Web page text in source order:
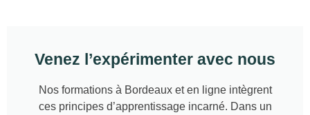
Venez l’expérimenter avec nous
Nos formations à Bordeaux et en ligne intègrent
ces principes d’apprentissage incarné. Dans un